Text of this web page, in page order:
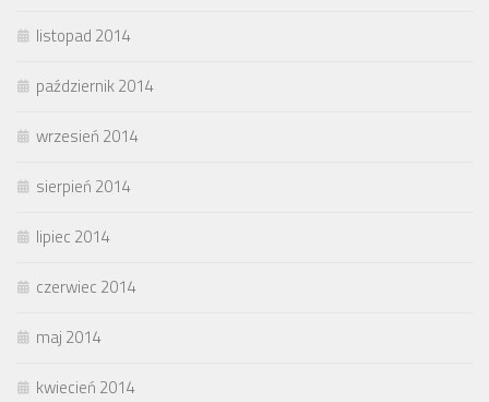
listopad 2014
październik 2014
wrzesień 2014
sierpień 2014
lipiec 2014
czerwiec 2014
maj 2014
kwiecień 2014